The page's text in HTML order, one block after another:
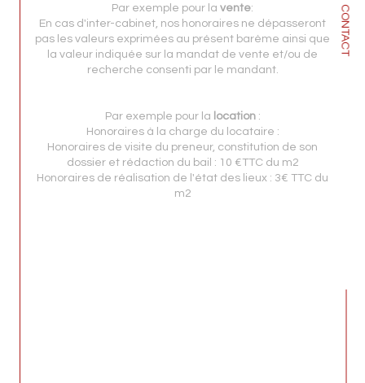
CONTACT
Par exemple pour la vente:
En cas d'inter-cabinet, nos honoraires ne dépasseront
pas les valeurs exprimées au présent barème ainsi que
la valeur indiquée sur la mandat de vente et/ou de
recherche consenti par le mandant.
Par exemple pour la location:
Honoraires à la charge du locataire :
Honoraires de visite du preneur, constitution de son
dossier et rédaction du bail : 10 €TTC du m2
Honoraires de réalisation de l'état des lieux : 3€ TTC du
m2